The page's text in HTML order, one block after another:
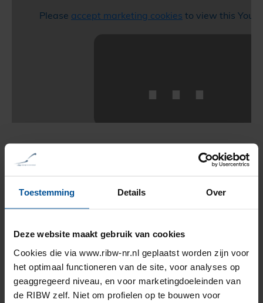
Toestemming Details Over
Deze website maakt gebruik van cookies
Cookies die via www.ribw-nr.nl geplaatst worden zijn voor
het optimaal functioneren van de site, voor analyses op
geaggregeerd niveau, en voor marketingdoeleinden van
de RIBW zelf. Niet om profielen op te bouwen voor
⋯
Please accept marketing cookies to view this
Gegevens
LUMEN Vrijplaats voor Herstel
Kerkenbos 1103a
T:06 15 48 21 93 | 088 382 24 51
E:lumen@ribw-nr.nl